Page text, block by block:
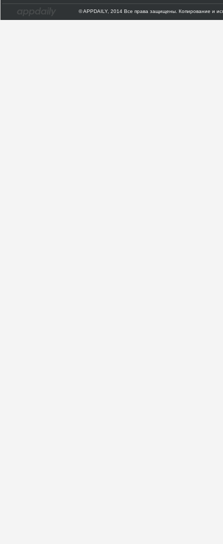
© APPDAILY, 2014 Все права защищены. Копирование и